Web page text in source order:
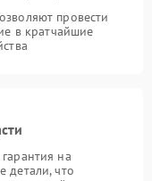
провести
в кратчайшие
на
детали, что